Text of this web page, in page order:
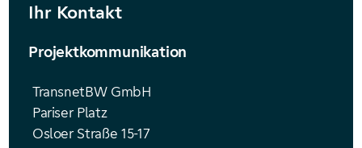
Ihr Kontakt
Projektkommunikation
TransnetBW GmbH
Pariser Platz
Osloer Straße 15-17